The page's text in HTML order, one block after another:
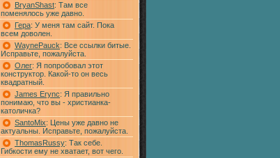
BryanShast: Там все
поменялось уже давно.
Гера: У меня там сайт. Пока
всем доволен.
WaynePauck: Все ссылки битые.
Исправьте, пожалуйста.
Олег: Я попробовал этот
конструктор. Какой-то он весь
квадратный.
James Erync: Я правильно
понимаю, что вы - христианка-
католичка?
SantoMix: Цены уже давно не
актуальны. Исправьте, пожалуйста.
ThomasRussy: Так себе.
Гибкости ему не хватает, вот чего.